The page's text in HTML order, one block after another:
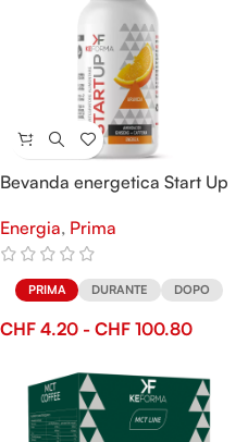
Bevanda energetica Start Up
Energia, Prima
PRIMA DURANTE DOPO
CHF 4.20 - CHF 100.80